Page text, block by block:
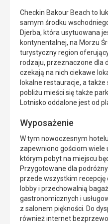
Checkin Bakour Beach to
samym środku
Djerba, która usytuowana
kontynentalnej, na Morzu
turystyczny region
rodzaju, przeznaczone dla
czekają na nich ciekawe
lokalne restauracje, a także
pobliżu mieści się także
Lotnisko oddalone jest od
Wyposażenie
W tym nowoczesnym
zapewniono gościom wiele
którym pobyt na miejscu
Przygotowane dla
przede wszystkim recepcję
lobby i przechowalnią
gastronomicznych i
z salonem piękności. Do
również internet